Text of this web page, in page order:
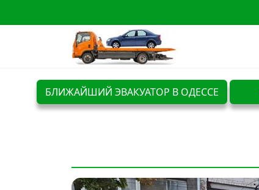
БЛИЖАЙШИЙ ЭВАКУАТОР В ОДЕССЕ